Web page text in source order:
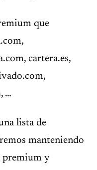
que
cartera.es,
…
lista de
manteniendo
premium y